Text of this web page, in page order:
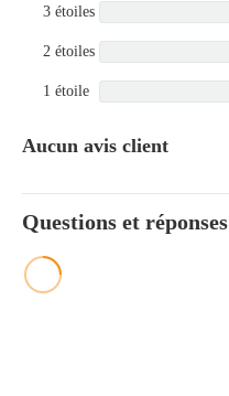
3 étoiles
2 étoiles
1 étoile
Aucun avis client
Questions et réponses